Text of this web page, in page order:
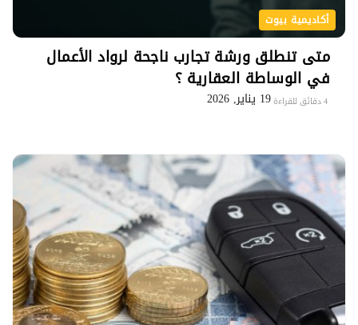
أكاديمية بيوت
متى تنطلق ورشة تجارب ناجحة لرواد الأعمال
في الوساطة العقارية ؟
4 دقائق للقراءة 19 يناير, 2026